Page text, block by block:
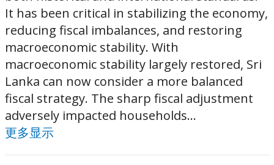
It has been critical in stabilizing the economy,
reducing fiscal imbalances, and restoring
macroeconomic stability. With
macroeconomic stability largely restored, Sri
Lanka can now consider a more balanced
fiscal strategy. The sharp fiscal adjustment
adversely impacted households...
更多显示